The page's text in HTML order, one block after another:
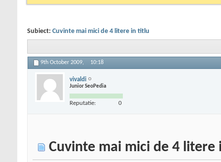
Subiect: Cuvinte mai mici de 4 litere in titlu
9th October 2009, 10:18
vivaldi
Junior SeoPedia
Reputatie: 0
Cuvinte mai mici de 4